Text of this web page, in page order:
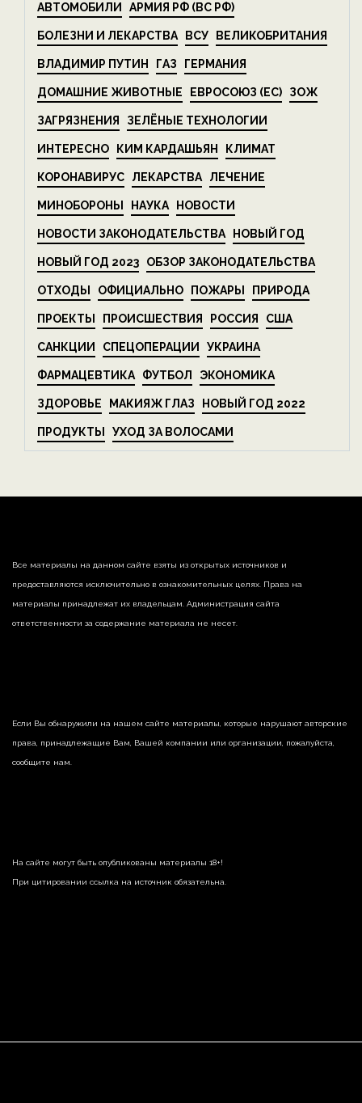
АВТОМОБИЛИ АРМИЯ РФ (ВС РФ)
БОЛЕЗНИ И ЛЕКАРСТВА ВСУ ВЕЛИКОБРИТАНИЯ
ВЛАДИМИР ПУТИН ГАЗ ГЕРМАНИЯ
ДОМАШНИЕ ЖИВОТНЫЕ ЕВРОСОЮЗ (ЕС) ЗОЖ
ЗАГРЯЗНЕНИЯ ЗЕЛЁНЫЕ ТЕХНОЛОГИИ
ИНТЕРЕСНО КИМ КАРДАШЬЯН КЛИМАТ
КОРОНАВИРУС ЛЕКАРСТВА ЛЕЧЕНИЕ
МИНОБОРОНЫ НАУКА НОВОСТИ
НОВОСТИ ЗАКОНОДАТЕЛЬСТВА НОВЫЙ ГОД
НОВЫЙ ГОД 2023 ОБЗОР ЗАКОНОДАТЕЛЬСТВА
ОТХОДЫ ОФИЦИАЛЬНО ПОЖАРЫ ПРИРОДА
ПРОЕКТЫ ПРОИСШЕСТВИЯ РОССИЯ США
САНКЦИИ СПЕЦОПЕРАЦИИ УКРАИНА
ФАРМАЦЕВТИКА ФУТБОЛ ЭКОНОМИКА
ЗДОРОВЬЕ МАКИЯЖ ГЛАЗ НОВЫЙ ГОД 2022
ПРОДУКТЫ УХОД ЗА ВОЛОСАМИ
Все материалы на данном сайте взяты из открытых источников и
предоставляются исключительно в ознакомительных целях. Права на
материалы принадлежат их владельцам. Администрация сайта
ответственности за содержание материала не несет.
Если Вы обнаружили на нашем сайте материалы, которые нарушают авторские
права, принадлежащие Вам, Вашей компании или организации, пожалуйста,
сообщите нам.
На сайте могут быть опубликованы материалы 18+!
При цитировании ссылка на источник обязательна.